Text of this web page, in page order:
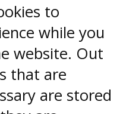
to
while you
website. Out
that are
are stored